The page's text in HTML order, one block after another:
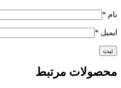
نام *
ایمیل *
محصولات مرتبط